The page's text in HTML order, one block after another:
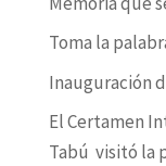
Toma la
Inauguración
El Certamen
Tabú visitó la